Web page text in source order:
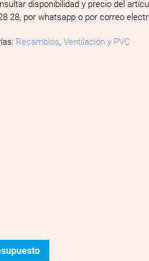
disponibilidad y precio del
28, por whatsapp o por correo
Recambios,Ventilación y PVC